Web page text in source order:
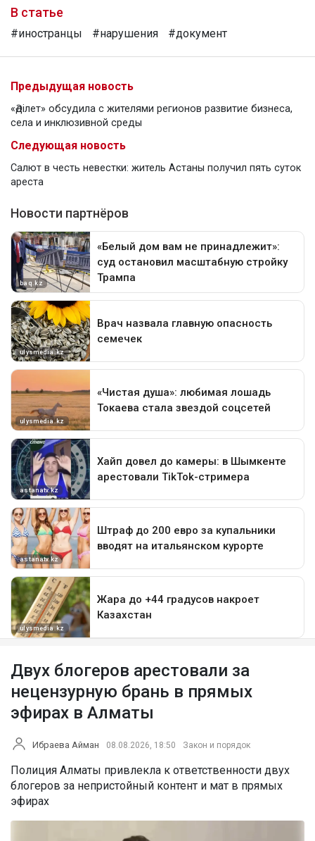
В статье
#иностранцы #нарушения #документ
Предыдущая новость
«Әділет» обсудила с жителями регионов развитие бизнеса,
села и инклюзивной среды
Следующая новость
Салют в честь невестки: житель Астаны получил пять суток
ареста
Двух блогеров арестовали за
нецензурную брань в прямых
эфирах в Алматы
Ибраева Айман 08.08.2026, 18:50 Закон и порядок
Полиция Алматы привлекла к ответственности двух
блогеров за непристойный контент и мат в прямых
эфирах